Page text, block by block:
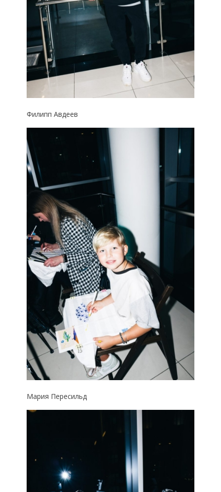
Филипп Авдеев
Мария Пересильд